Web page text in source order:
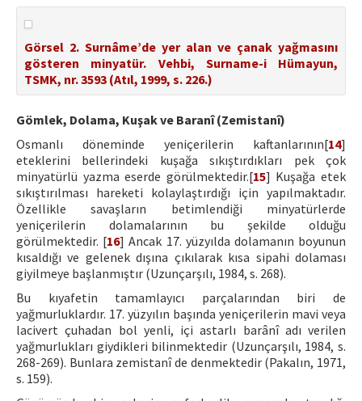
Görsel 2. Surnâme’de yer alan ve çanak yağmasını
gösteren minyatür. Vehbi, Surname-i Hümayun,
TSMK, nr. 3593 (Atıl, 1999, s. 226.)
Gömlek, Dolama, Kuşak ve Baranî (Zemistanî)
Osmanlı döneminde yeniçerilerin kaftanlarının[14]
eteklerini bellerindeki kuşağa sıkıştırdıkları pek çok
minyatürlü yazma eserde görülmektedir.[15] Kuşağa etek
sıkıştırılması hareketi kolaylaştırdığı için yapılmaktadır.
Özellikle savaşların betimlendiği minyatürlerde
yeniçerilerin dolamalarının bu şekilde olduğu
görülmektedir. [16] Ancak 17. yüzyılda dolamanın boyunun
kısaldığı ve gelenek dışına çıkılarak kısa sipahi dolaması
giyilmeye başlanmıştır (Uzunçarşılı, 1984, s. 268).
Bu kıyafetin tamamlayıcı parçalarından biri de
yağmurluklardır. 17. yüzyılın başında yeniçerilerin mavi veya
lacivert çuhadan bol yenli, içi astarlı barânî adı verilen
yağmurlukları giydikleri bilinmektedir (Uzunçarşılı, 1984, s.
268-269). Bunlara zemistanî de denmektedir (Pakalın, 1971,
s. 159).